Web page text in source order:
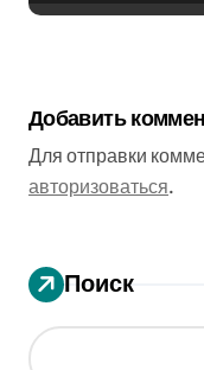
Добавить
Для отправки
авторизоваться.
Поиск